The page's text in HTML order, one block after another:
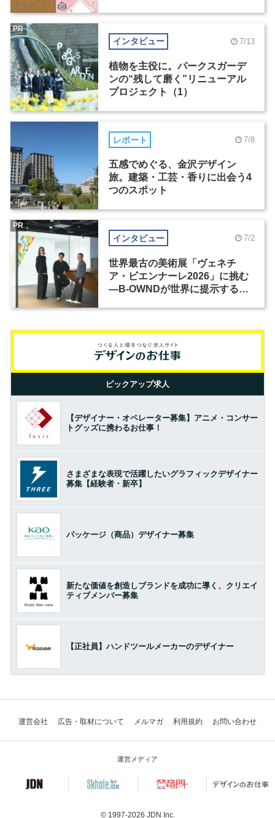
インタビュー 7/13
植物を主役に。パークスガーデ
ンの“残して磨く”リニューアル
プロジェクト（1）
PR
レポート 7/8
五感でめぐる、金沢デザイン
旅。建築・工芸・香りに出会う4
つのスポット
インタビュー 7/2
世界最古の美術展「ヴェネチ
ア・ビエンナーレ2026」に挑む
―B-OWNDが世界に提示する美
PR
ピックアップ求人
【デザイナー・オペレーター募集】アニメ・コンサー
トグッズに携わるお仕事！
さまざまな表現で活躍したいグラフィックデザイナー
募集【経験者・新卒】
パッケージ（商品）デザイナー募集
新たな価値を創造しブランドを成功に導く、クリエイ
ティブメンバー募集
【正社員】ハンドツールメーカーのデザイナー
運営会社 広告・取材について メルマガ 利用規約 お問い合わせ
運営メディア
© 1997-2026 JDN Inc.